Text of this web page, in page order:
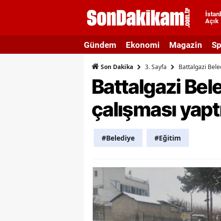
Açık
Gündem Ekonomi Magazin
Son Dakika 3. Sayfa Battalgazi
Battalgazi
çalışması
#Belediye #Eğitim